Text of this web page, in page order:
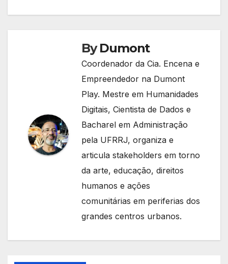
ByDumont
Coordenador da Cia. Encena e
Empreendedor na Dumont
Play. Mestre em Humanidades
Digitais, Cientista de Dados e
Bacharel em Administração
pela UFRRJ, organiza e
articula stakeholders em torno
da arte, educação, direitos
humanos e ações
comunitárias em periferias dos
grandes centros urbanos.